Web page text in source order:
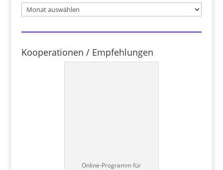
Archiv
Kooperationen / Empfehlungen
Online-Programm für